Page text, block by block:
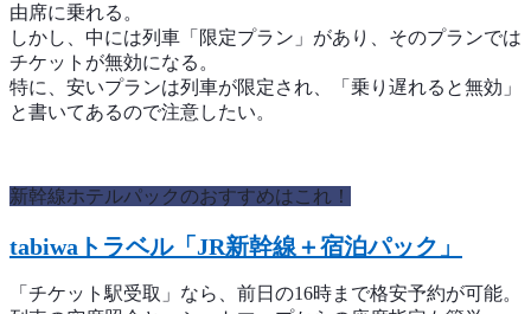
由席に乗れる。
しかし、中には列車「限定プラン」があり、そのプランでは
チケットが無効になる。
特に、安いプランは列車が限定され、「乗り遅れると無効」
と書いてあるので注意したい。
新幹線ホテルパックのおすすめはこれ！
tabiwaトラベル「JR新幹線＋宿泊パック」
「チケット駅受取」なら、前日の16時まで格安予約が可能。